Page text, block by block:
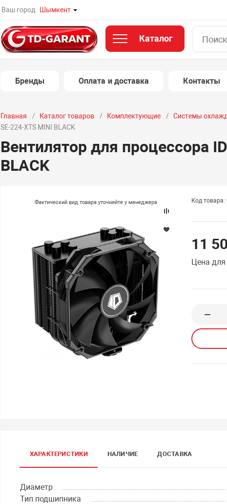
Ваш город: Шымкент
Каталог
Бренды Оплата и доставка Контакты
Главная Каталог товаров Комплектующие Системы
SE-224-XTS MINI BLACK
Вентилятор для процессора
BLACK
Фактический вид товара уточняйте у менеджера Код
11
Цена
ХАРАКТЕРИСТИКИ НАЛИЧИЕ ДОСТАВКА
Диаметр
Тип подшипника